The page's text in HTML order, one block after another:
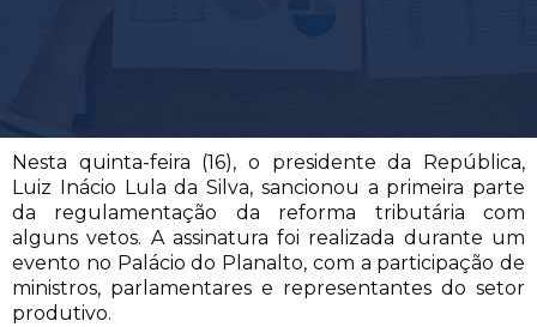
Nesta quinta-feira (16), o presidente da República,
Luiz Inácio Lula da Silva, sancionou a primeira parte
da regulamentação da reforma tributária com
alguns vetos. A assinatura foi realizada durante um
evento no Palácio do Planalto, com a participação de
ministros, parlamentares e representantes do setor
produtivo.